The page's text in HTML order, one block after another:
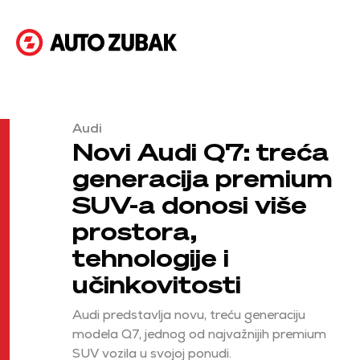
Audi
Novi Audi Q7: treća
generacija premium
SUV-a donosi više
prostora,
tehnologije i
učinkovitosti
Audi predstavlja novu, treću generaciju
modela Q7, jednog od najvažnijih premium
SUV vozila u svojoj ponudi.